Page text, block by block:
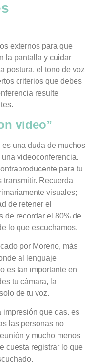
externos para que
la pantalla y cuidar
postura, el tono de voz
criterios que debes
resulte
video”
una duda de muchos
videoconferencia.
para tu
transmitir. Recuerda
visuales;
de retener el
de recordar el 80% de
lo que escuchamos.
por Moreno, más
al lenguaje
es tan importante en
tu cámara, la
de tu voz.
impresión que das, es
las personas no
y mucho menos
cuesta registrar lo que